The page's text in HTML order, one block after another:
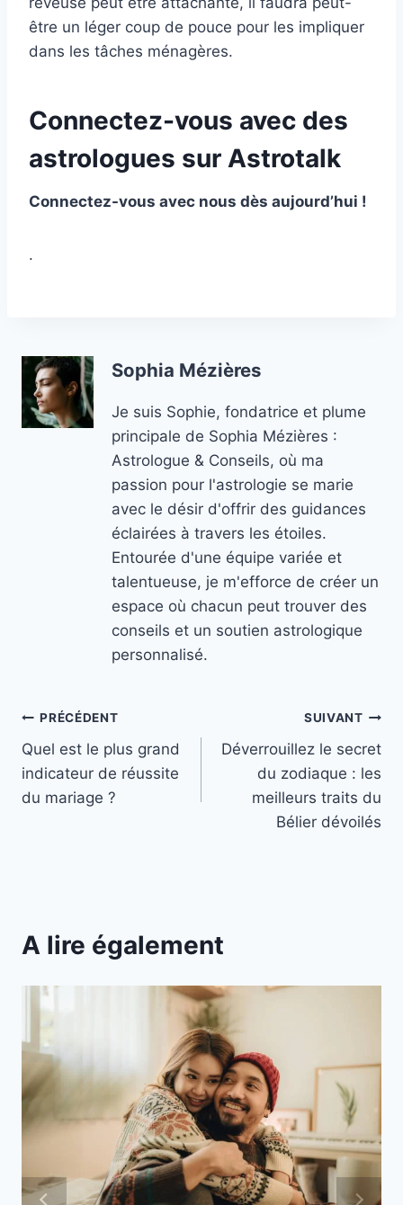
être un léger coup de pouce pour les impliquer
dans les tâches ménagères.
Connectez-vous avec des
astrologues sur Astrotalk
Connectez-vous avec nous dès aujourd’hui !
.
Sophia Mézières
Je suis Sophie, fondatrice et plume
principale de Sophia Mézières :
Astrologue & Conseils, où ma
passion pour l'astrologie se marie
avec le désir d'offrir des guidances
éclairées à travers les étoiles.
Entourée d'une équipe variée et
talentueuse, je m'efforce de créer un
espace où chacun peut trouver des
conseils et un soutien astrologique
personnalisé.
Navigation
de
l’article
PRÉCÉDENT
Quel est le plus grand
indicateur de réussite
du mariage ?
SUIVANT
Déverrouillez le secret
du zodiaque : les
meilleurs traits du
Bélier dévoilés
A lire également